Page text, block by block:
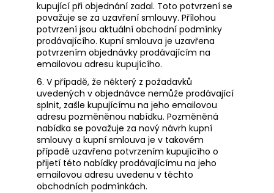
kupující při objednání zadal. Toto potvrzení se
považuje se za uzavření smlouvy. Přílohou
potvrzení jsou aktuální obchodní podmínky
prodávajícího. Kupní smlouva je uzavřena
potvrzením objednávky prodávajícím na
emailovou adresu kupujícího.
6. V případě, že některý z požadavků
uvedených v objednávce nemůže prodávající
splnit, zašle kupujícímu na jeho emailovou
adresu pozměněnou nabídku. Pozměněná
nabídka se považuje za nový návrh kupní
smlouvy a kupní smlouva je v takovém
případě uzavřena potvrzením kupujícího o
přijetí této nabídky prodávajícímu na jeho
emailovou adresu uvedenu v těchto
obchodních podmínkách.